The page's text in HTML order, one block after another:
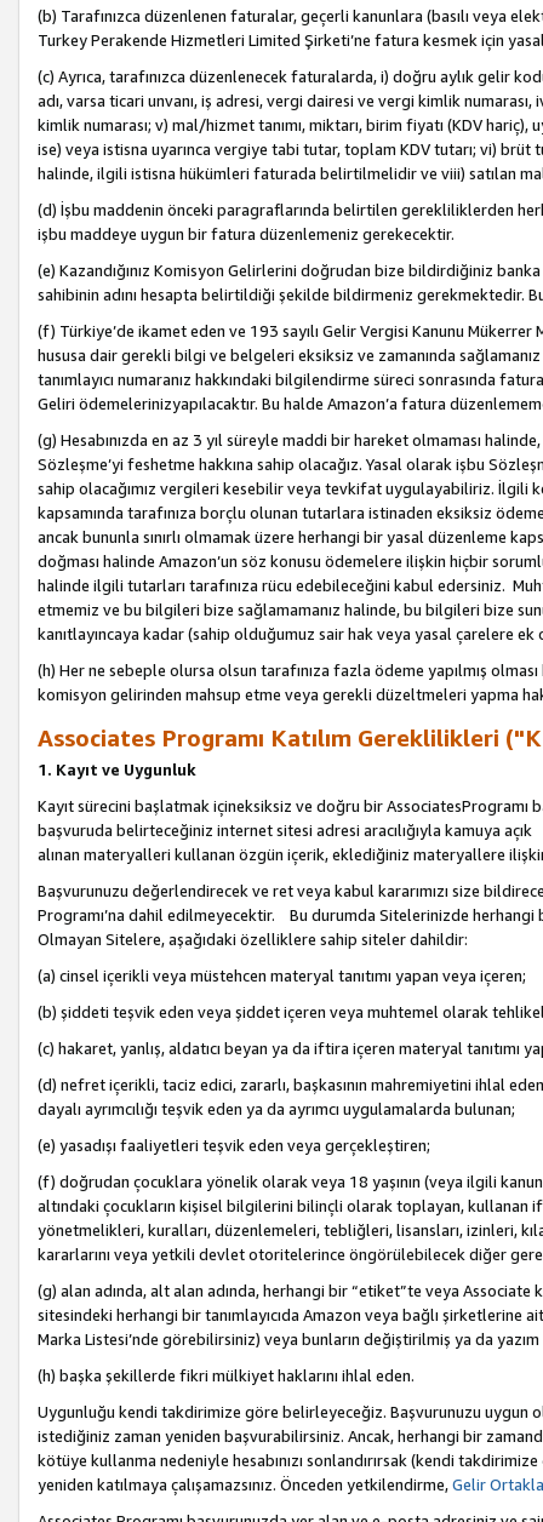
(b) Tarafınızca düzenlenen faturalar, geçerli kanunlara (basılı veya
Turkey Perakende Hizmetleri Limited Şirketi’ne fatura kesmek için
(c) Ayrıca, tarafınızca düzenlenecek faturalarda, i) doğru aylık gelir
adı, varsa ticari unvanı, iş adresi, vergi dairesi ve vergi kimlik
kimlik numarası; v) mal/hizmet tanımı, miktarı, birim fiyatı (KDV
ise) veya istisna uyarınca vergiye tabi tutar, toplam KDV tutarı; vi) brüt
halinde, ilgili istisna hükümleri faturada belirtilmelidir ve viii) satılan
(d) İşbu maddenin önceki paragraflarında belirtilen gerekliliklerden
işbu maddeye uygun bir fatura düzenlemeniz gerekecektir.
(e) Kazandığınız Komisyon Gelirlerini doğrudan bize bildirdiğiniz banka
sahibinin adını hesapta belirtildiği şekilde bildirmeniz gerekmektedir.
(f) Türkiye’de ikamet eden ve 193 sayılı Gelir Vergisi Kanunu
hususa dair gerekli bilgi ve belgeleri eksiksiz ve zamanında
tanımlayıcı numaranız hakkındaki bilgilendirme süreci sonrasında
Geliri ödemelerinizyapılacaktır. Bu halde Amazon’a fatura
(g) Hesabınızda en az 3 yıl süreyle maddi bir hareket olmaması
Sözleşme’yi feshetme hakkına sahip olacağız. Yasal olarak işbu
sahip olacağımız vergileri kesebilir veya tevkifat uygulayabiliriz. İlgili
kapsamında tarafınıza borçlu olunan tutarlara istinaden eksiksiz
ancak bununla sınırlı olmamak üzere herhangi bir yasal düzenleme
doğması halinde Amazon’un söz konusu ödemelere ilişkin hiçbir
halinde ilgili tutarları tarafınıza rücu edebileceğini kabul edersiniz.
etmemiz ve bu bilgileri bize sağlamamanız halinde, bu bilgileri bize
kanıtlayıncaya kadar (sahip olduğumuz sair hak veya yasal çarelere
(h) Her ne sebeple olursa olsun tarafınıza fazla ödeme yapılmış
komisyon gelirinden mahsup etme veya gerekli düzeltmeleri yapma
Associates Programı Katılım Gereklilikleri
1. Kayıt ve Uygunluk
Kayıt sürecini başlatmak içineksiksiz ve doğru bir AssociatesProgramı
başvuruda belirteceğiniz internet sitesi adresi aracılığıyla kamuya
alınan materyalleri kullanan özgün içerik, eklediğiniz materyallere
Başvurunuzu değerlendirecek ve ret veya kabul kararımızı size
Programı’na dahil edilmeyecektir. Bu durumda Sitelerinizde herhangi
Olmayan Sitelere, aşağıdaki özelliklere sahip siteler dahildir:
(a) cinsel içerikli veya müstehcen materyal tanıtımı yapan veya içeren;
(b) şiddeti teşvik eden veya şiddet içeren veya muhtemel olarak
(c) hakaret, yanlış, aldatıcı beyan ya da iftira içeren materyal tanıtımı
(d) nefret içerikli, taciz edici, zararlı, başkasının mahremiyetini ihlal
dayalı ayrımcılığı teşvik eden ya da ayrımcı uygulamalarda bulunan;
(e) yasadışı faaliyetleri teşvik eden veya gerçekleştiren;
(f) doğrudan çocuklara yönelik olarak veya 18 yaşının (veya ilgili
altındaki çocukların kişisel bilgilerini bilinçli olarak toplayan, kullanan
yönetmelikleri, kuralları, düzenlemeleri, tebliğleri, lisansları, izinleri,
kararlarını veya yetkili devlet otoritelerince öngörülebilecek diğer
(g) alan adında, alt alan adında, herhangi bir “etiket”te veya
sitesindeki herhangi bir tanımlayıcıda Amazon veya bağlı şirketlerine
Marka Listesi’nde görebilirsiniz) veya bunların değiştirilmiş ya da
(h) başka şekillerde fikri mülkiyet haklarını ihlal eden.
Uygunluğu kendi takdirimize göre belirleyeceğiz. Başvurunuzu uygun
istediğiniz zaman yeniden başvurabilirsiniz. Ancak, herhangi bir
kötüye kullanma nedeniyle hesabınızı sonlandırırsak (kendi
yeniden katılmaya çalışamazsınız. Önceden yetkilendirme,Gelir